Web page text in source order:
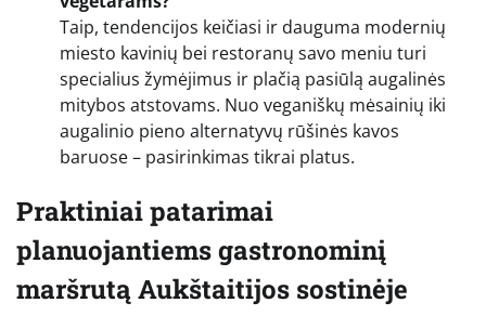
Taip, tendencijos keičiasi ir dauguma modernių
miesto kavinių bei restoranų savo meniu turi
specialius žymėjimus ir plačią pasiūlą augalinės
mitybos atstovams. Nuo veganiškų mėsainių iki
augalinio pieno alternatyvų rūšinės kavos
baruose – pasirinkimas tikrai platus.
Praktiniai patarimai
planuojantiems gastronominį
maršrutą Aukštaitijos sostinėje